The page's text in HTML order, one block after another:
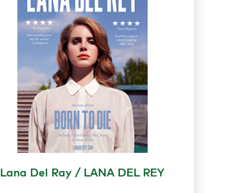
Lana Del Ray / LANA DEL REY